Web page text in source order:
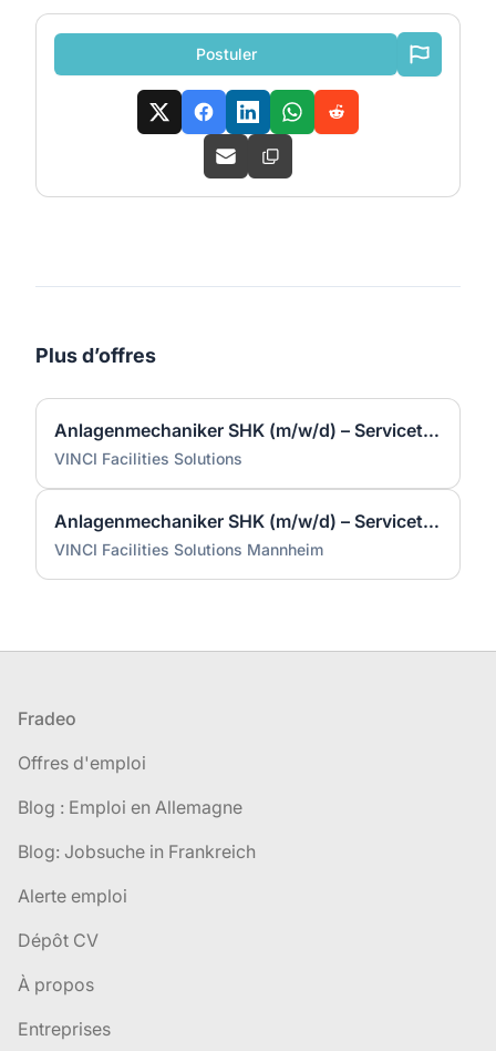
Postuler
Plus d’offres
Anlagenmechaniker SHK (m/w/d) – Servicetechniker Heizung | Lüftung | Sanitär
VINCI Facilities Solutions
Anlagenmechaniker SHK (m/w/d) – Servicetechniker Heizung | Lüftung | Sanitär
VINCI Facilities Solutions Mannheim
Pied de page
Fradeo
Offres d'emploi
Blog : Emploi en Allemagne
Blog: Jobsuche in Frankreich
Alerte emploi
Dépôt CV
À propos
Entreprises